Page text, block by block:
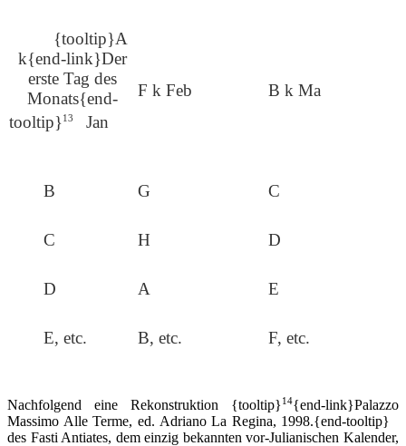
{tooltip}A
k{end-link}Der
erste Tag des
Monats{end-
tooltip}13 Jan
F k Feb B k Ma
B G C
C H D
D A E
E, etc. B, etc. F, etc.
Nachfolgend eine Rekonstruktion {tooltip}14{end-link}Palazzo
Massimo Alle Terme, ed. Adriano La Regina, 1998.{end-tooltip}
des Fasti Antiates, dem einzig bekannten vor-Julianischen Kalender,